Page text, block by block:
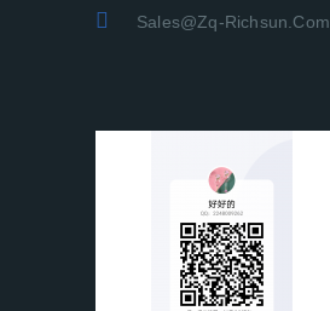
Sales@zq-Richsun.com